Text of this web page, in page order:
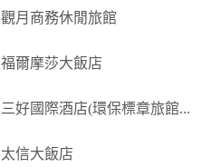
觀月商務休閒旅館
福爾摩莎大飯店
三好國際酒店(環保標章旅館...
太信大飯店